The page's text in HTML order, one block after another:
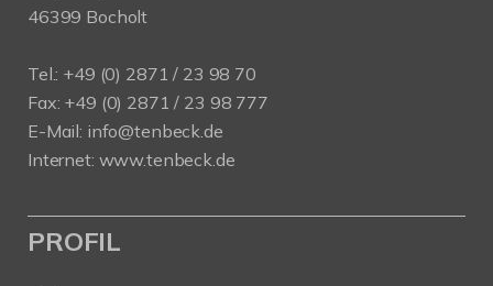
46399 Bocholt
Tel.: +49 (0) 2871 / 23 98 70
Fax: +49 (0) 2871 / 23 98 777
E-Mail: info@tenbeck.de
Internet: www.tenbeck.de
PROFIL